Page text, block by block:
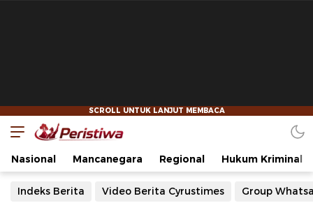
Nasional Mancanegara Regional Hukum Kriminal
Indeks Berita Video Berita Cyrustimes Group